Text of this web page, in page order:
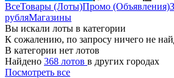
ВсеТовары (Лоты)Промо (Объявления)
рубляМагазины
Вы искали лоты в категории
К сожалению, по запросу ничего не
В категории нет лотов
Найдено 368 лотов в других городах
Посмотреть все